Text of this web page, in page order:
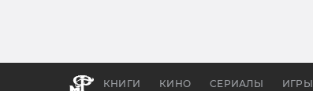
КНИГИ КИНО СЕРИАЛЫ ИГРЫ